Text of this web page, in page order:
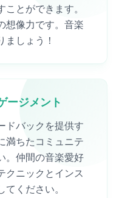
とができます。
想像力です。音楽
ましょう！
ージメント
ドバックを提供す
満ちたコミュニテ
。仲間の音楽愛好
クニックとインス
ください。